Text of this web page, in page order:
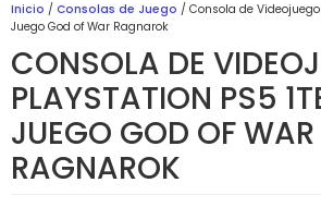
Inicio / Consolas de Juego / Consola de Videojuego
Juego God of War Ragnarok
CONSOLA DE
PLAYSTATION PS5
JUEGO GOD OF WAR
RAGNAROK